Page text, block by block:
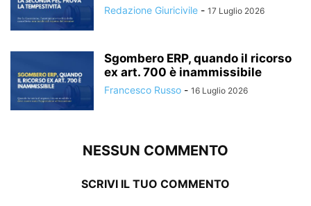
Redazione Giuricivile - 17 Luglio 2026
Sgombero ERP, quando il ricorso
ex art. 700 è inammissibile
Francesco Russo - 16 Luglio 2026
NESSUN COMMENTO
SCRIVI IL TUO COMMENTO